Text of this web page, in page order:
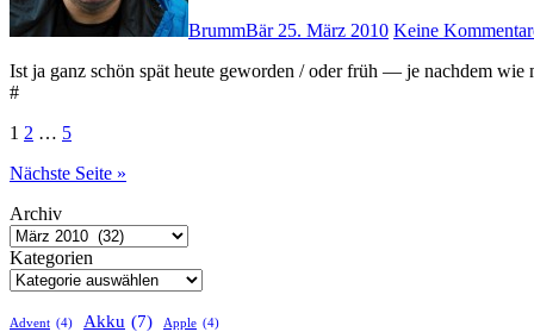
BrummBär 25. März 2010 Keine
Ist ja ganz schön spät heute geworden / oder früh — je nachdem wie man das sieht. Aber ein wenig Schlaf brauche ich jetzt auf jeden Fall!
#
Seitennummerierung
der
Beiträge
1 2 … 5
Nächste Seite »
Archiv
Kategorien
Advent (4) Akku (7) Apple (4)